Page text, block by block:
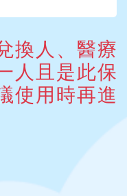
換人、醫療
人且是此保
使用時再進